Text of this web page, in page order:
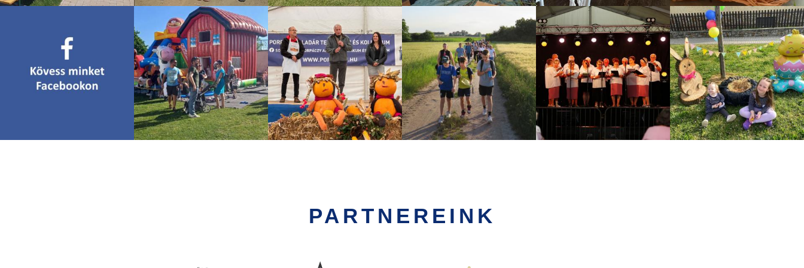
igazítása.
Fenti feladatokat külső szakértő igénybe vételével tervezzük
megvalósítani.
A fenti tevékenység eredményeként az ASP működési rendjéhez igazított
Informatikai Biztonsági Szabályzat és az Iratkezelési szabályzat jön létre.
3. Önkormányzati szakrendszerek adatminőségének javítása, migrációja
A migráció elvégzése az ASP központ által, központilag meghatározott
során a formai és szintaktikai hibák is javításra kerülnek.
PARTNEREINK